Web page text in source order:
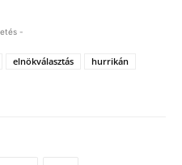
-
elnökválasztás
hurrikán